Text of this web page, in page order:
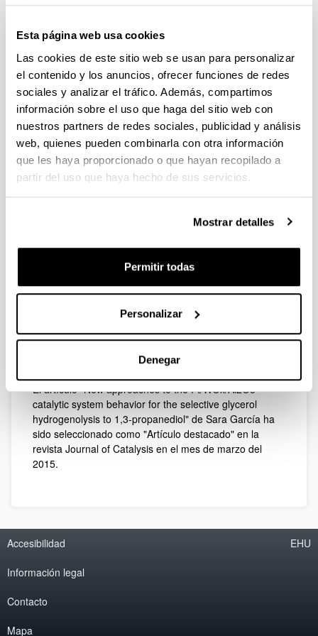
Esta página web usa cookies
Las cookies de este sitio web se usan para personalizar
el contenido y los anuncios, ofrecer funciones de redes
sociales y analizar el tráfico. Además, compartimos
información sobre el uso que haga del sitio web con
nuestros partners de redes sociales, publicidad y análisis
web, quienes pueden combinarla con otra información
que les haya proporcionado o que hayan recopilado a
partir del uso que haya hecho de sus servicios.
Mostrar detalles
Permitir todas
Personalizar
Denegar
23/11/2022
del agua"
05/05/2022 - 12/05/2022
Webinar: "Los malos humos de la energía"
24/11/2021
Webinars "La meteorología incómoda del Sur de
Europa"
22/04/2021 - 29/04/2021
en el Journal of Catalysis
El artículo "New approaches to the Pt/WOx/Al2O3
catalytic system behavior for the selective glycerol
hydrogenolysis to 1,3-propanediol" de Sara García ha
sido seleccionado como "Artículo destacado" en la
revista Journal of Catalysis en el mes de marzo del
2015.
Accesibilidad
Información legal
Contacto
Mapa
EHU